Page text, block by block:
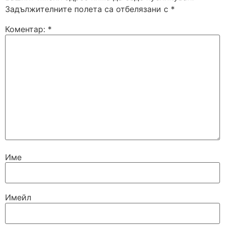
Задължителните полета са отбелязани с *
Коментар: *
Име
Имейл